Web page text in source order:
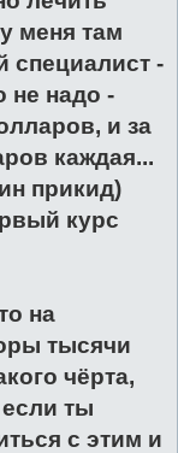
меня там
специалист -
не надо -
и за
каждая...
прикид)
курс
на
тысячи
чёрта,
ты
с этим и